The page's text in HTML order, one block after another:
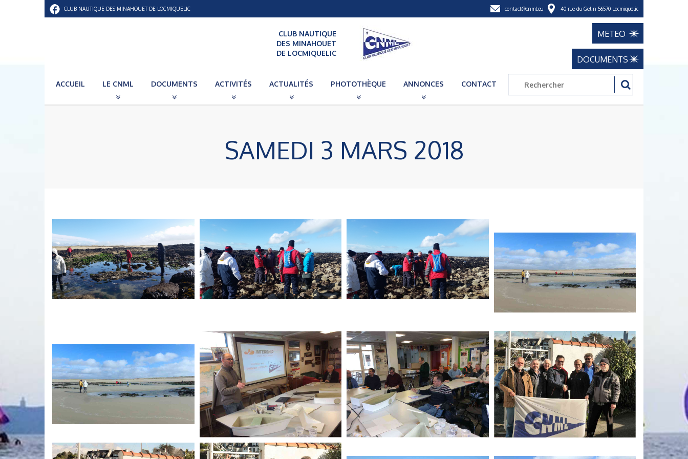
CLUB NAUTIQUE DES MINAHOUET DE LOCMIQUELIC 40 rue du Gelin 56570 Locmiquelic
contact@cnml.eu
CLUB NAUTIQUE
DES MINAHOUET
DE LOCMIQUELIC
METEO
DOCUMENTS
ACCUEIL LE CNML DOCUMENTS ACTIVITÉS ACTUALITÉS PHOTOTHÈQUE ANNONCES CONTACT
SAMEDI 3 MARS 2018